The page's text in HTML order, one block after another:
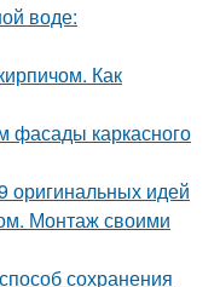
воде:
Как
фасады каркасного
оригинальных идей
Монтаж своими
сохранения